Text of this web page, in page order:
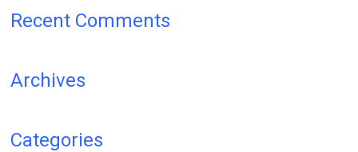
Recent Comments
Archives
Categories